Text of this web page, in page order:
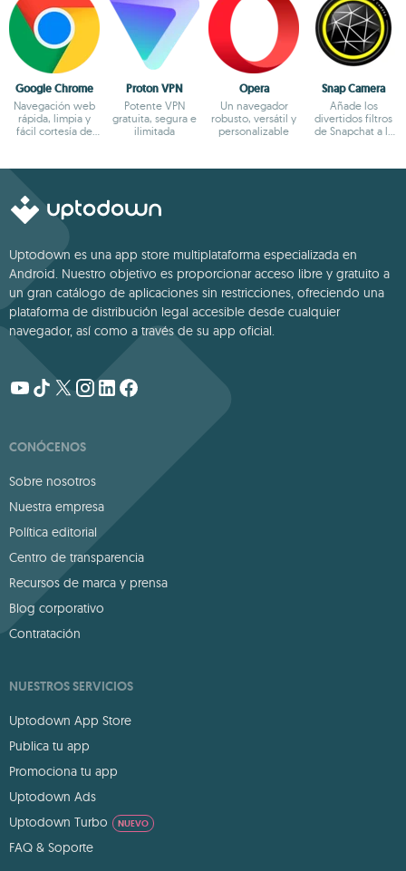
Google Chrome
Navegación web
rápida, limpia y
fácil cortesía de
Proton VPN
Potente VPN
gratuita, segura e
ilimitada
Opera
Un navegador
robusto, versátil y
personalizable
Snap Camera
Añade los
divertidos filtros
de Snapchat a la
Uptodown es una app store multiplataforma especializada en
Android. Nuestro objetivo es proporcionar acceso libre y gratuito a
un gran catálogo de aplicaciones sin restricciones, ofreciendo una
plataforma de distribución legal accesible desde cualquier
navegador, así como a través de su app oficial.
CONÓCENOS
Sobre nosotros
Nuestra empresa
Política editorial
Centro de transparencia
Recursos de marca y prensa
Blog corporativo
Contratación
NUESTROS SERVICIOS
Uptodown App Store
Publica tu app
Promociona tu app
Uptodown Ads
Uptodown Turbo
NUEVO
FAQ & Soporte